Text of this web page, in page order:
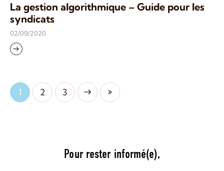
La gestion algorithmique – Guide pour les
syndicats
02/09/2020
1 2 3
Next Last
Pour rester informé(e),